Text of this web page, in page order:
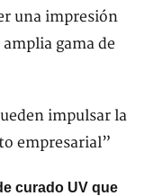
una impresión
gama de
curado UV que